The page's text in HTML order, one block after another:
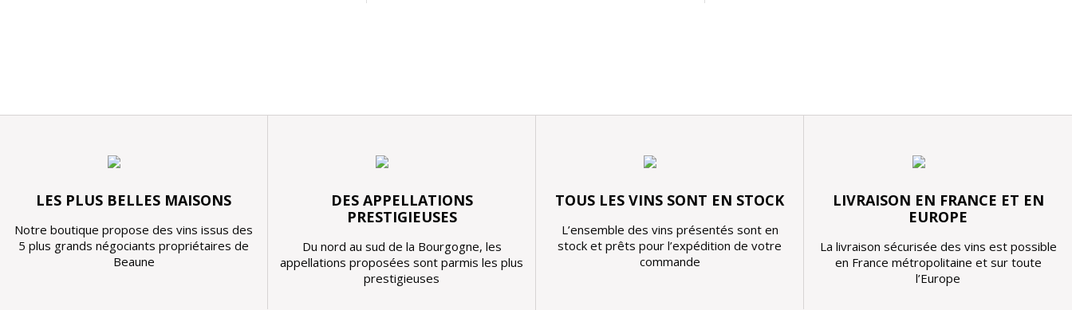
LES PLUS BELLES MAISONS
Notre boutique propose des vins issus des
5 plus grands négociants propriétaires de
Beaune
DES APPELLATIONS
PRESTIGIEUSES
Du nord au sud de la Bourgogne, les
appellations proposées sont parmis les plus
prestigieuses
TOUS LES VINS SONT EN STOCK
L’ensemble des vins présentés sont en
stock et prêts pour l’expédition de votre
commande
LIVRAISON EN FRANCE ET EN
EUROPE
La livraison sécurisée des vins est possible
en France métropolitaine et sur toute
l’Europe